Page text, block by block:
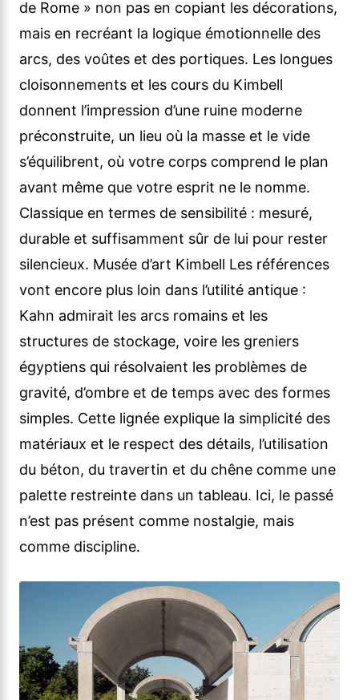
de Rome » non pas en copiant les décorations,
mais en recréant la logique émotionnelle des
arcs, des voûtes et des portiques. Les longues
cloisonnements et les cours du Kimbell
donnent l’impression d’une ruine moderne
préconstruite, un lieu où la masse et le vide
s’équilibrent, où votre corps comprend le plan
avant même que votre esprit ne le nomme.
Classique en termes de sensibilité : mesuré,
durable et suffisamment sûr de lui pour rester
silencieux. Musée d’art Kimbell Les références
vont encore plus loin dans l’utilité antique :
Kahn admirait les arcs romains et les
structures de stockage, voire les greniers
égyptiens qui résolvaient les problèmes de
gravité, d’ombre et de temps avec des formes
simples. Cette lignée explique la simplicité des
matériaux et le respect des détails, l’utilisation
du béton, du travertin et du chêne comme une
palette restreinte dans un tableau. Ici, le passé
n’est pas présent comme nostalgie, mais
comme discipline.